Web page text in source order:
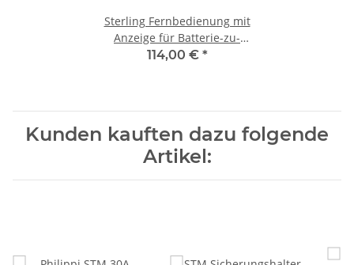
Sterling Fernbedienung mit
Anzeige für Batterie-zu-
Batterie Ladegeräten mit
114,00 € *
Kunden kauften dazu folgende
Artikel: